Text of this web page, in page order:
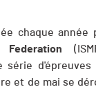
chaque année
Federation
série
et de mai se